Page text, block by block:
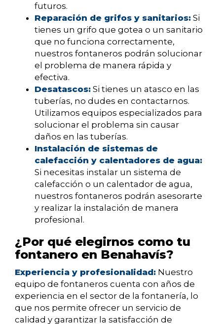
futuros.
Reparación de grifos y sanitarios: Si
tienes un grifo que gotea o un sanitario
que no funciona correctamente,
nuestros fontaneros podrán solucionar
el problema de manera rápida y
efectiva.
Desatascos: Si tienes un atasco en las
tuberías, no dudes en contactarnos.
Utilizamos equipos especializados para
solucionar el problema sin causar
daños en las tuberías.
Instalación de sistemas de
calefacción y calentadores de agua:
Si necesitas instalar un sistema de
calefacción o un calentador de agua,
nuestros fontaneros podrán asesorarte
y realizar la instalación de manera
profesional.
¿Por qué elegirnos como tu
fontanero en Benahavís?
Experiencia y profesionalidad: Nuestro
equipo de fontaneros cuenta con años de
experiencia en el sector de la fontanería, lo
que nos permite ofrecer un servicio de
calidad y garantizar la satisfacción de